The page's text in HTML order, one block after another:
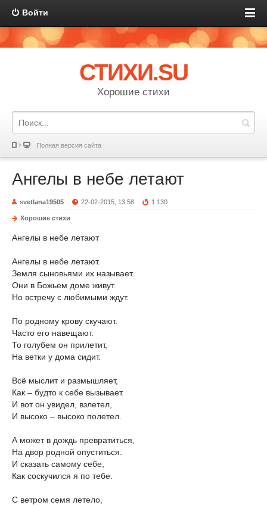
Войти
СТИХИ.SU
Хорошие стихи
Полная версия сайта
Ангелы в небе летают
svetlana19505 22-02-2015, 13:58 1 130
Хорошие стихи
Ангелы в небе летают
Ангелы в небе летают.
Земля сыновьями их называет.
Они в Божьем доме живут.
Но встречу с любимыми ждут.
По родному крову скучают.
Часто его навещают.
То голубем он прилетит,
На ветки у дома сидит.
Всё мыслит и размышляет,
Как – будто к себе вызывает.
И вот он увидел, взлетел,
И высоко – высоко полетел.
А может в дождь превратиться,
На двор родной опуститься.
И сказать самому себе,
Как соскучился я по тебе.
С ветром семя летело,